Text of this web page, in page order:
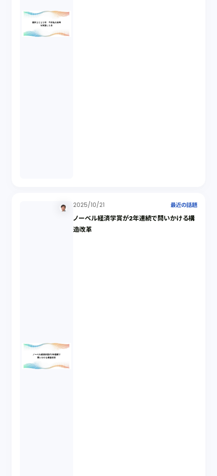
2025/10/21 最近の話題
ノーベル経済学賞が2年連続で問いかける構
造改革